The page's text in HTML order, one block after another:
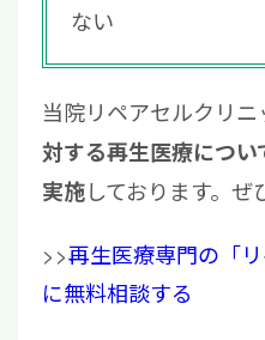
ない
当院リペアセルクリニ
対する再生医療につ
実施しております。ぜ
>>再生医療専門の「
に無料相談する